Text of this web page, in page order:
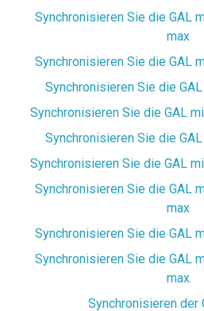
Synchronisieren Sie die GAL mit dem iPhone 12 pro
max
Synchronisieren Sie die GAL
Synchronisieren Sie die
Synchronisieren Sie die GAL
Synchronisieren Sie die
Synchronisieren Sie die GAL
Synchronisieren Sie die GAL mit dem iPhone 11 pro
max
Synchronisieren Sie die GAL
Synchronisieren Sie die GAL mit dem iPhone 13 pro
max
Synchronisieren der